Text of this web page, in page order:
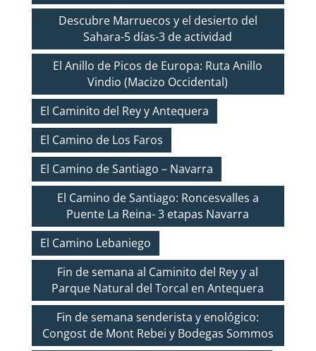
Descubre Marruecos y el desierto del
Sahara-5 días-3 de actividad
El Anillo de Picos de Europa: Ruta Anillo
Vindio (Macizo Occidental)
El Caminito del Rey y Antequera
El Camino de Los Faros
El Camino de Santiago – Navarra
El Camino de Santiago: Roncesvalles a
Puente La Reina- 3 etapas Navarra
El Camino Lebaniego
Fin de semana al Caminito del Rey y al
Parque Natural del Torcal en Antequera
Fin de semana senderista y enológico:
Congost de Mont Rebei y Bodegas Sommos